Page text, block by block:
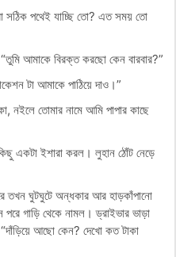
সঠিক পথেই যাচ্ছি তো? এত সময় তো
“তুমি আমাকে বিরক্ত করছো কেন বারবার?”
টা আমাকে পাঠিয়ে দাও।”
নইলে তোমার নামে আমি পাপার কাছে
কিছু একটা ইশারা করল। লুহান ঠোঁট নেড়ে
তখন ঘুটঘুটে অন্ধকার আর হাড়কাঁপানো
গাড়ি থেকে নামল। ড্রাইভার ভাড়া
আছো কেন? দেখো কত টাকা